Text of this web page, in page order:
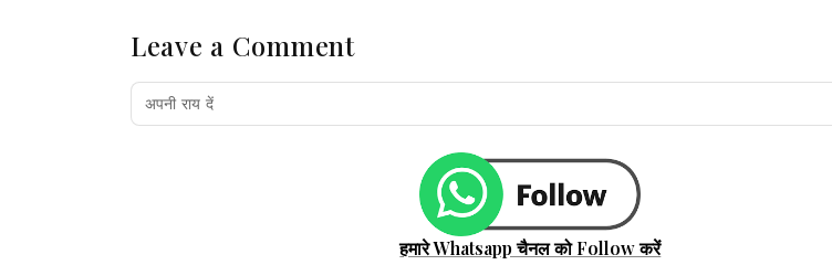
Leave a Comment
हमारे Whatsapp चैनल को Follow करें